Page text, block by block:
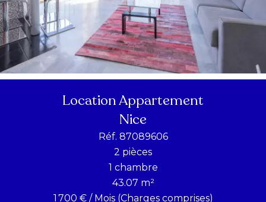
Location Appartement
Nice
Réf. 87089606
2 pièces
1 chambre
43.07 m²
1 700 € / Mois (Charges comprises)